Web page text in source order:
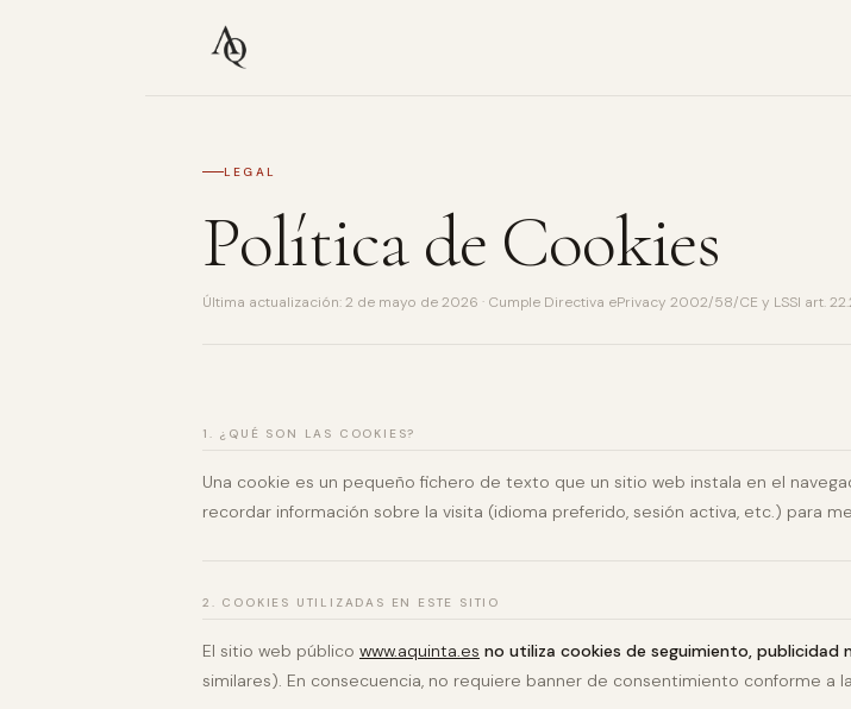
LEGAL
Política de Cookies
Última actualización: 2 de mayo de 2026 · Cumple Directiva ePrivacy 2002/58/CE y LSSI art.
1. ¿QUÉ SON LAS COOKIES?
Una cookie es un pequeño fichero de texto que un sitio web instala en el
recordar información sobre la visita (idioma preferido, sesión activa, etc.) para
2. COOKIES UTILIZADAS EN ESTE SITIO
El sitio web público www.aquinta.es no utiliza cookies de seguimiento, publicidad
similares). En consecuencia, no requiere banner de consentimiento conforme a